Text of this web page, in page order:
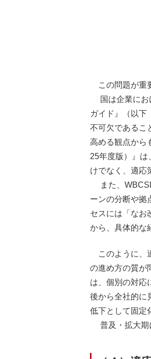
この問題が重
国は企業にお
ガイド』（以下
不可欠であるこ
高める観点から
25年度版）』は
けでなく、適応
また、
ーンの分断や拠
セスには「なお
から、具体的な
このように、
の進め方の質が
は、個別の対応
後から全社的に
低下として固定
普及・拡大期